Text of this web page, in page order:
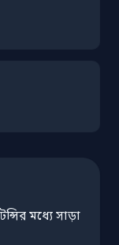
মধ্যে সাড়া